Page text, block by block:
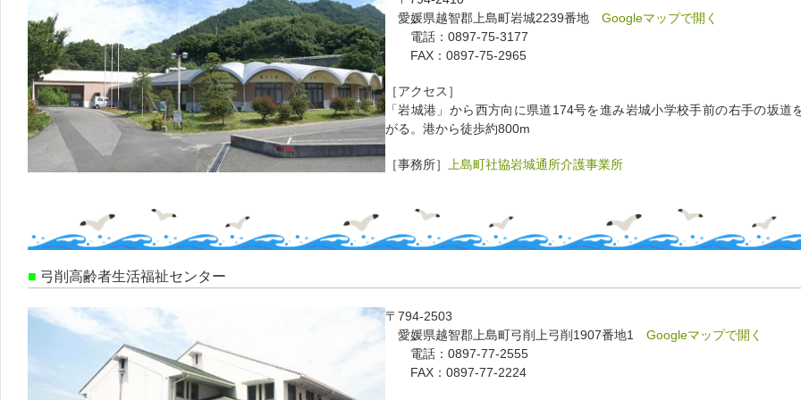
愛媛県越智郡上島町岩城2239番地
Googleマップで開く
電話：0897-75-3177
FAX：0897-75-2965
［アクセス］
「岩城港」から西方向に県道174号を進み岩城小学校手前の右手の坂道
がる。 港から徒歩約800m
［事務所］ 上島町社協岩城通所介護事業所
■ 弓削高齢者生活福祉センター
〒794-2503
愛媛県越智郡上島町弓削上弓削1907番地1 Googleマップで開く
電話：0897-77-2555
FAX：0897-77-2224